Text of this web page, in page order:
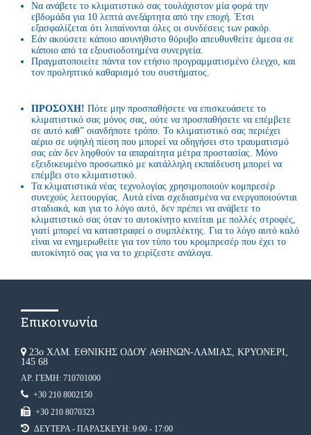
Να ανάβετε το κλιματιστικό σας τουλάχιστον μία φορά την
εβδομάδα για 10 λεπτά ανεξάρτητα από την εποχή. Έτσι
εξασφαλίζεται ότι λιπαίνονται όλες οι συνδέσεις των ρακόρ.
Εάν ακούσετε κάποιο ασυνήθιστο θόρυβο απευθυνθείτε άμεσα σε
κάποιο από τα εξουσιοδοτημένα συνεργεία.
Πραγματοποιείτε πάντα τον ετήσιο προγραμματισμένο έλεγχο, και
τον προληπτικό καθαρισμό του συστήματος.
ΠΡΟΣΟΧΗ! Πότε μην προσπαθήσετε να επισκευάσετε το
κλιματιστικό σας μόνος σας, ούτε να προσπαθήσετε να επέμβετε
σε αυτό καθ” οιανδήποτε τρόπο. Το κλιματιστικό σας περιέχει
αέριο σε υψηλή πίεση που μπορεί να οδηγήσει στο τραυματισμό
σας εάν δεν ληφθούν τα απαραίτητα μέτρα προστασίας. Μόνο
εξειδικευμένο προσωπικό με κατάλληλη εκπαίδευση μπορεί να
επέμβει στο κλιματιστικό.
Τα κλιματιστικά νέας τεχνολογίας χρησιμοποιούν κομπρεσέρ
συνεχούς λειτουργίας. Αυτά είναι σχεδιασμένα να ενεργοποιούνται
σταδιακά, και για το λόγο αυτό, δεν πρέπει να ανάβετε το
κλιματιστικό σας όταν το αυτοκίνητο κινείται με πολλές στροφές,
γιατί μπορεί να καταστραφεί ο συμπλέκτης. Για το λόγο αυτό καλό
είναι να ενημερωθείτε για τον τύπο του κρομπρεσέρ που έχει το
αυτοκίνητό σας για να το χειρίζεστε ανάλογα.
Επικοινωνία
23ο ΧΛΜ. ΕΘΝΙΚΗΣ ΟΔΟΥ ΑΘΗΝΩΝ-ΛΑΜΙΑΣ, ΚΡΥΟΝΕΡΙ,
145 68
ΑΡ. ΓΕΜΗ: 710701000
+30 210 8002150
+30 210 8070323
ΔΕΥΤΕΡΑ - ΠΑΡΑΣΚΕΥΗ: 9:00 - 17:00